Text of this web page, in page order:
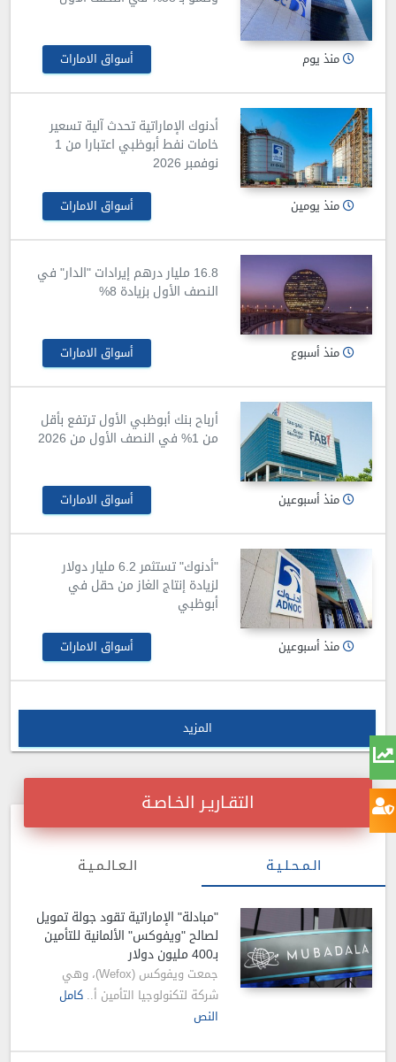
منذ يوم أسواق الامارات
أدنوك الإماراتية تحدث آلية تسعير
خامات نفط أبوظبي اعتبارا من 1
نوفمبر 2026
منذ يومين أسواق الامارات
16.8 مليار درهم إيرادات "الدار" في
النصف الأول بزيادة 8%
منذ أسبوع أسواق الامارات
أرباح بنك أبوظبي الأول ترتفع بأقل
من 1% في النصف الأول من 2026
منذ أسبوعين أسواق الامارات
"أدنوك" تستثمر 6.2 مليار دولار
لزيادة إنتاج الغاز من حقل في
أبوظبي
منذ أسبوعين أسواق الامارات
المزيد
التقـاريـر الخـاصـة
الـمـحـلـيـة الـعـالـمـيـة
"مبادلة" الإماراتية تقود جولة تمويل
لصالح "ويفوكس" الألمانية للتأمين
بـ400 مليون دولار
جمعت ويفوكس (Wefox)، وهي
شركة لتكنولوجيا التأمين أ..كامل
النص